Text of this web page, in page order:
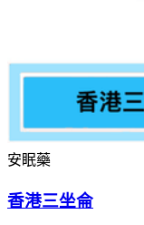
安眠藥
香港三坐侖